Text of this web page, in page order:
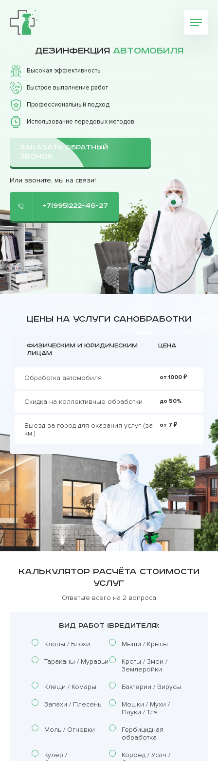
Дезинфекция автомобиля
Высокая эффективность
Быстрое выполнение работ
Профессиональный подход
Использование передовых методов
ЗАКАЗАТЬ ОБРАТНЫЙ
ЗВОНОК
Или звоните, мы на связи!
+7(995)222-46-27
Цены на услуги санобработки
Физическим и юридическим
лицам
Цена
Обработка автомобиля от 1000 ₽
Скидка на коллективные обработки до 50%
Выезд за город для оказания услуг (за
км.)
от 7 ₽
Калькулятор расчёта стоимости
услуг
Ответьте всего на 2 вопроса
ВИД РАБОТ (ВРЕДИТЕЛЯ):
Клопы / Блохи Мыши / Крысы
Тараканы / Муравьи
Кроты / Змеи /
Землеройки
Клещи / Комары Бактерии / Вирусы
Запахи / Плесень
Мошки / Мухи /
Пауки / Тля
Моль / Огневки
Гербицидная
обработка
Кулер /
Короед / Усач /